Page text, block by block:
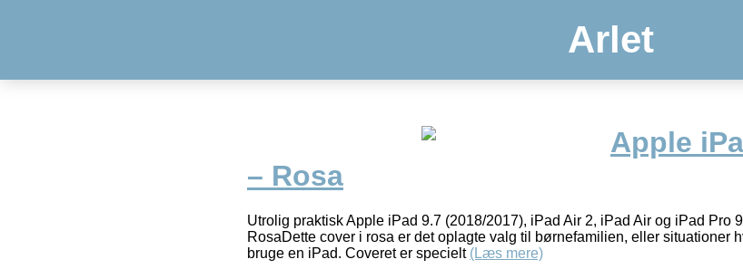
Arlet
Apple
– Rosa
Utrolig praktisk Apple iPad 9.7 (2018/2017), iPad Air 2, iPad Air og iPad Pro
RosaDette cover i rosa er det oplagte valg til børnefamilien, eller situationer
bruge en iPad. Coveret er specielt (Læs mere)